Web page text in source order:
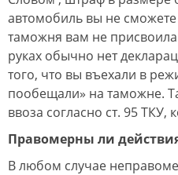
автомобиль вы не сможете
таможня вам не
руках обычно нет
того, что вы въехали в
пообещали» на таможне.
ввоза согласно ст. 95 ТКУ,
Правомерны ли
В любом случае